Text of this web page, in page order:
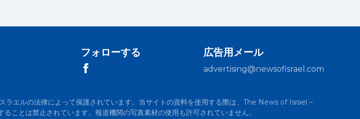
フォローする 広告用メール
advertising@newsofisrael.com
エルの法律によって保護されています。当サイトの資料を使用する際は、The News of Israel –
とは禁止されています。報道機関の写真素材の使用も許可されていません。